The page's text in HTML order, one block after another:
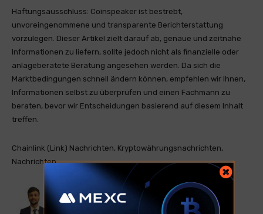
Haftungsausschluss: Coinspeaker ist bestrebt,
unvoreingenommene und transparente Berichterstattung
vorzulegen. Dieser Artikel zielt darauf ab, genaue und zeitnahe
Informationen zu liefern, sollte jedoch nicht als finanzielle oder
anlageberatete Beratung angesehen werden. Da sich die
Marktbedingungen schnell ändern können, empfehlen wir Ihnen,
Informationen selbst zu überprüfen und einen Fachmann zu
beraten, bevor wir Entscheidungen basierend auf diesem Inhalt
treffen.
Chainlink (Link) Nachrichten, Kryptowährungsnachrichten,
Nachrichten